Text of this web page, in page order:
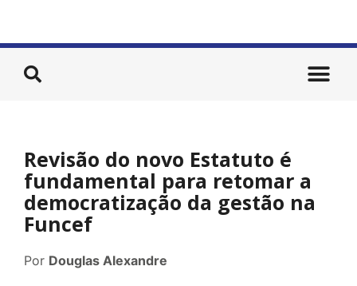
Revisão do novo Estatuto é
fundamental para retomar a
democratização da gestão na
Funcef
Por Douglas Alexandre